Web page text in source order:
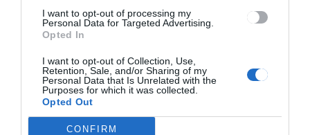
I want to opt-out of processing my
Personal Data for Targeted Advertising.
Opted In
I want to opt-out of Collection, Use,
Retention, Sale, and/or Sharing of my
Personal Data that Is Unrelated with the
Purposes for which it was collected.
Opted Out
CONFIRM
Keresés
Keresés: